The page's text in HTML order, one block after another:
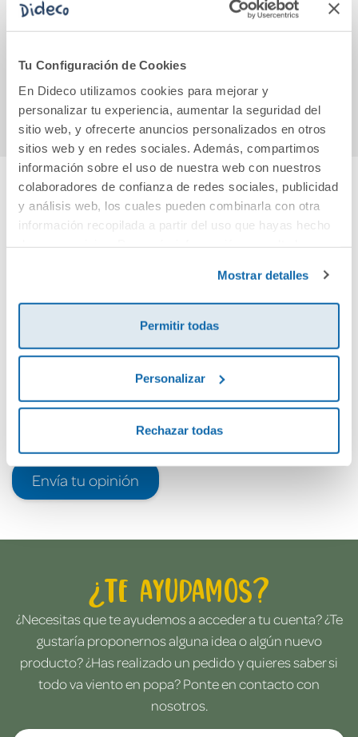
Tu Configuración de Cookies
En Dideco utilizamos cookies para mejorar y
personalizar tu experiencia, aumentar la seguridad del
sitio web, y ofrecerte anuncios personalizados en otros
sitios web y en redes sociales. Además, compartimos
información sobre el uso de nuestra web con nuestros
colaboradores de confianza de redes sociales, publicidad
y análisis web, los cuales pueden combinarla con otra
información recopilada a partir del uso que hayas hecho
Mostrar detalles
Permitir todas
Personalizar
Rechazar todas
(B1 ).
11,55€
Comprar
G.a.
Comprar
Cuéntanos tu opinión
¡Sé el primero en valorar este producto!
Envía tu opinión
¿Te ayudamos?
¿Necesitas que te ayudemos a acceder a tu cuenta? ¿Te
gustaría proponernos alguna idea o algún nuevo
producto? ¿Has realizado un pedido y quieres saber si
todo va viento en popa? Ponte en contacto con
nosotros.